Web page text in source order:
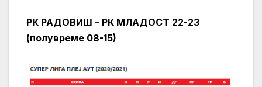
РК РАДОВИШ – РК МЛАДОСТ 22-23
(полувреме 08-15)